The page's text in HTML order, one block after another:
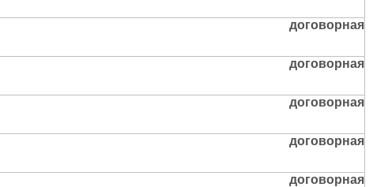
договорная
договорная
договорная
договорная
договорная